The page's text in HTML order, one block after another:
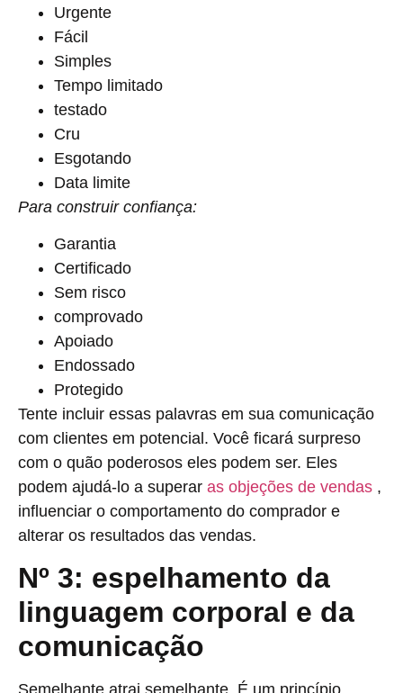
Urgente
Fácil
Simples
Tempo limitado
testado
Cru
Esgotando
Data limite
Para construir confiança:
Garantia
Certificado
Sem risco
comprovado
Apoiado
Endossado
Protegido
Tente incluir essas palavras em sua comunicação
com clientes em potencial. Você ficará surpreso
com o quão poderosos eles podem ser. Eles
podem ajudá-lo a superar as objeções de vendas ,
influenciar o comportamento do comprador e
alterar os resultados das vendas.
Nº 3: espelhamento da
linguagem corporal e da
comunicação